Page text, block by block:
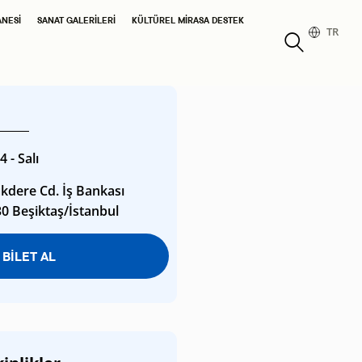
SANAT GALERILERI KÜLTÜREL MIRASA DESTEK
TR
- Salı
Cd. İş Bankası
Beşiktaş/İstanbul
BİLET AL